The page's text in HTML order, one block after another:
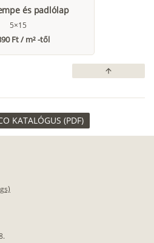
és padlólap
5×15
Ft / m² -től
arrow_upward
KATALÓGUS (PDF)